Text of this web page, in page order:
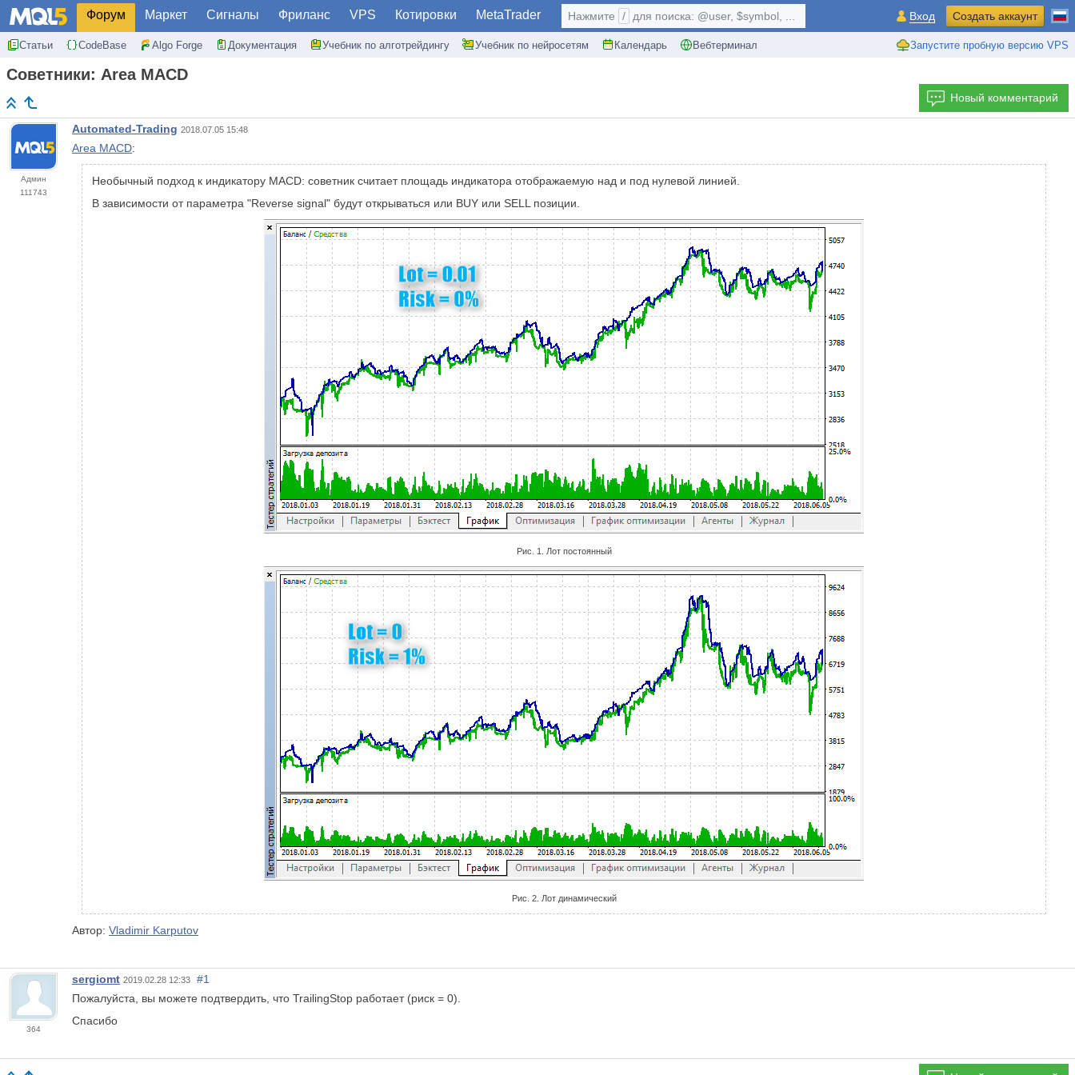
Форум Маркет Сигналы Фриланс VPS Котировки MetaTrader
Статьи CodeBase Algo Forge Документация Учебник по алготрейдингу Учебник по нейросетям Календарь Вебтерминал Запустите пробную версию VPS
Нажмите / для поиска: @user, $symbol, ... Вход Создать аккаунт
Советники: Area MACD
Новый комментарий
Админ
111743
Automated-Trading 2018.07.05 15:48
Area MACD:
Необычный подход к индикатору MACD: советник считает площадь индикатора отображаемую над и под нулевой линией.
В зависимости от параметра "Reverse signal" будут открываться или BUY или SELL позиции.
Рис. 1. Лот постоянный
Рис. 2. Лот динамический
Автор: Vladimir Karputov
364
sergiomt 2019.02.28 12:33
#1
Пожалуйста, вы можете подтвердить, что TrailingStop работает (риск = 0).
Спасибо